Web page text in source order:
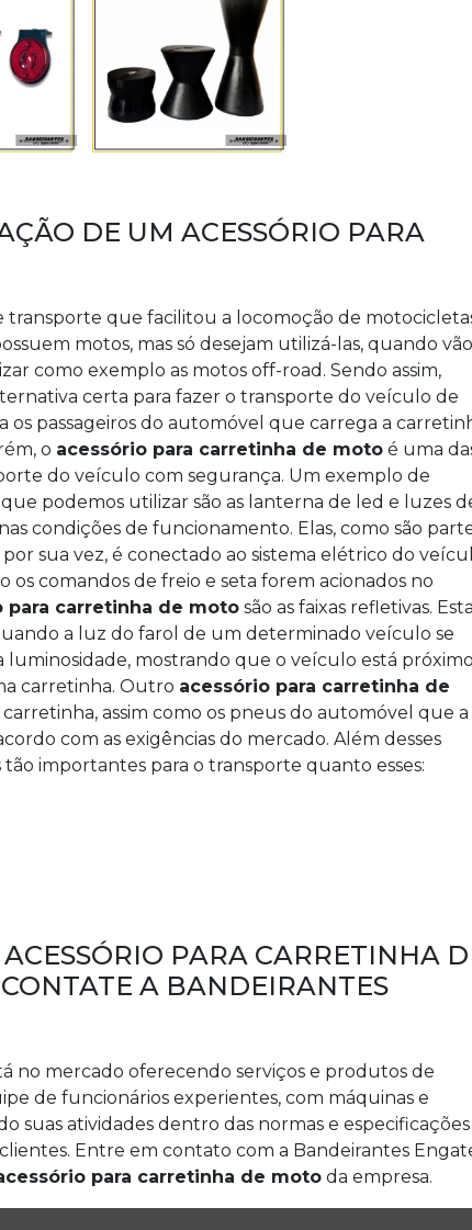
DE UM ACESSÓRIO PARA
que facilitou a locomoção de
motos, mas só desejam utilizá-las, quando vão
como exemplo as motos off-road. Sendo assim,
certa para fazer o transporte do veículo de
passageiros do automóvel que carrega a
o acessório para carretinha de moto é uma
do veículo com segurança. Um exemplo de
que podemos utilizar são as lanterna de led e luzes
condições de funcionamento. Elas, como são
sua vez, é conectado ao sistema elétrico do
os comandos de freio e seta forem acionados no
para carretinha de moto são as faixas refletivas.
a luz do farol de um determinado veículo se
luminosidade, mostrando que o veículo está
carretinha. Outro acessório para carretinha de
assim como os pneus do automóvel que a
com as exigências do mercado. Além desses
tão importantes para o transporte quanto esses:
PARA CARRETINHA
A BANDEIRANTES
no mercado oferecendo serviços e produtos de
de funcionários experientes, com máquinas e
suas atividades dentro das normas e especificações
Entre em contato com a Bandeirantes
para carretinha de moto da empresa.